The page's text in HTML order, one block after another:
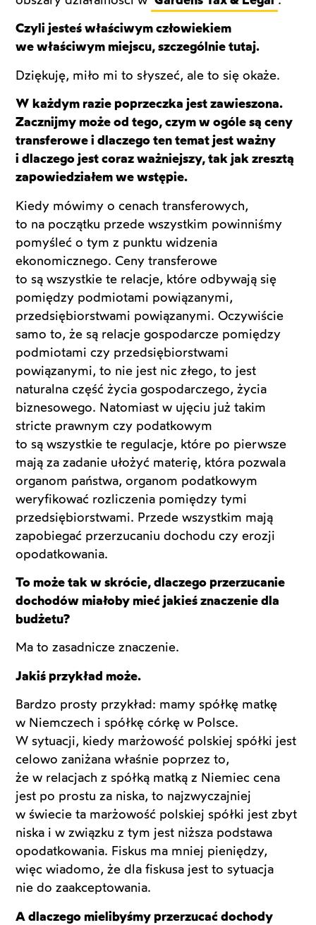
Czyli jesteś właściwym człowiekiem
we właściwym miejscu, szczególnie tutaj.
Dziękuję, miło mi to słyszeć, ale to się okaże.
W każdym razie poprzeczka jest zawieszona.
Zacznijmy może od tego, czym w ogóle są ceny
transferowe i dlaczego ten temat jest ważny
i dlaczego jest coraz ważniejszy, tak jak zresztą
zapowiedziałem we wstępie.
Kiedy mówimy o cenach transferowych,
to na początku przede wszystkim powinniśmy
pomyśleć o tym z punktu widzenia
ekonomicznego. Ceny transferowe
to są wszystkie te relacje, które odbywają się
pomiędzy podmiotami powiązanymi,
przedsiębiorstwami powiązanymi. Oczywiście
samo to, że są relacje gospodarcze pomiędzy
podmiotami czy przedsiębiorstwami
powiązanymi, to nie jest nic złego, to jest
naturalna część życia gospodarczego, życia
biznesowego. Natomiast w ujęciu już takim
stricte prawnym czy podatkowym
to są wszystkie te regulacje, które po pierwsze
mają za zadanie ułożyć materię, która pozwala
organom państwa, organom podatkowym
weryfikować rozliczenia pomiędzy tymi
przedsiębiorstwami. Przede wszystkim mają
zapobiegać przerzucaniu dochodu czy erozji
opodatkowania.
To może tak w skrócie, dlaczego przerzucanie
dochodów miałoby mieć jakieś znaczenie dla
budżetu?
Ma to zasadnicze znaczenie.
Jakiś przykład może.
Bardzo prosty przykład: mamy spółkę matkę
w Niemczech i spółkę córkę w Polsce.
W sytuacji, kiedy marżowość polskiej spółki jest
celowo zaniżana właśnie poprzez to,
że w relacjach z spółką matką z Niemiec cena
jest po prostu za niska, to najzwyczajniej
w świecie ta marżowość polskiej spółki jest zbyt
niska i w związku z tym jest niższa podstawa
opodatkowania. Fiskus ma mniej pieniędzy,
więc wiadomo, że dla fiskusa jest to sytuacja
nie do zaakceptowania.
A dlaczego mielibyśmy przerzucać dochody